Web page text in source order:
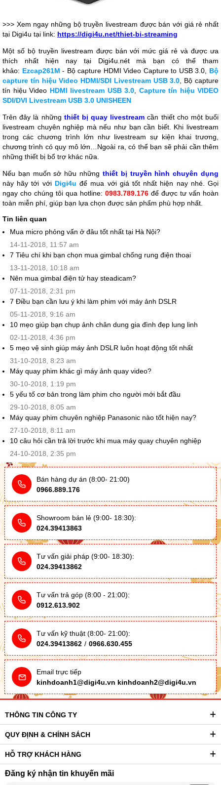
>>> Xem ngay những bộ truyền livestream được bán với giá rẻ nhất
tại Digi4u tại link: https://digi4u.net/thiet-bi-streaming
Một số bộ truyền livestream được bán với mức giá rẻ và được ưa
thích nhất hiện nay tại Digi4u.nét mà bạn có thể tham
khảo: Ezcap261M - Bộ capture HDMI Video Capture to USB 3.0, Bộ
capture tín hiệu Video HDMI/SDI Livestream USB 3.0 , Bộ capture
tín hiệu Video HDMI livestream USB 3.0
Capture tín hiệu VIDEO
SDI/DVI Livestream USB 3.0 UNISHEEN
Trên đây là những thiết bị quay livestream cần thiết cho một buổi
livestream chuyên nghiệp mà nếu như bạn cần biết. Khi livestream
trong các chương trình lớn như livestream sự kiện khai trương,
chương trình có quy mô lớn…Ngoài ra, có thể bạn sẽ phải cần thêm
những thiết bị bổ trợ khác nữa.
Nếu bạn muốn sở hữu những thiết bị truyền hình chuyên dụng
này hãy tới với Digi4u để mua với giá tốt nhất hiện nay nhé. Gọi
ngay cho chúng tôi qua hotline: 0983.789.176 để được tư vấn hoàn
toàn miễn phí, giúp bạn lựa chọn được sản phẩm phù hợp nhất.
Tin liên quan
Mua micro phỏng vấn ở đâu tốt nhất tại Hà Nội?
14-11-2018, 11:57 am
7 Tiêu chí khi bạn chọn mua gimbal chống rung điện thoại
13-11-2018, 10:18 am
Nên mua gimbal điện tử hay steadicam?
07-11-2018, 2:31 pm
7 Điều bạn cần lưu ý khi làm phim với máy ảnh DSLR
05-11-2018, 9:16 am
10 mẹo giúp bạn chụp ảnh chân dung gia đình đẹp lung linh
02-11-2018, 4:36 pm
5 mẹo vệ sinh giúp máy ảnh DSLR luôn hoạt động tốt nhất
31-10-2018, 8:23 am
Máy quay phim khác gì máy ảnh quay video?
30-10-2018, 1:19 pm
5 yếu tố cơ bản trong làm phim cho người mới bắt đầu
29-10-2018, 8:05 am
Máy quay phim chuyên nghiệp Panasonic nào tốt hiện nay?
27-10-2018, 8:11 am
10 câu hỏi cần trả lời trước khi mua máy quay chuyên nghiệp
24-10-2018, 2:35 pm
Bán hàng dự án (8:00- 21:00)
0966.889.176
Showroom bán lẻ (9:00- 18:30):
024.39413863
Tư vấn giải pháp (9:00- 18:30):
024.39413862
Tư vấn trả góp (8:00 - 21:00):
0912.613.902
Tư vấn kỹ thuật (8:00- 21:00):
024.39413862 / 0966.630.455
Email trực tiếp
kinhdoanh1@digi4u.vn kinhdoanh2@digi4u.vn
THÔNG TIN CÔNG TY
QUY ĐỊNH & CHÍNH SÁCH
HỖ TRỢ KHÁCH HÀNG
Đăng ký nhận tin khuyến mãi